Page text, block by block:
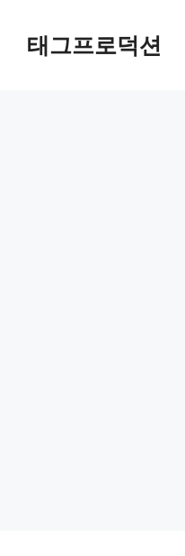
content태그프로덕션